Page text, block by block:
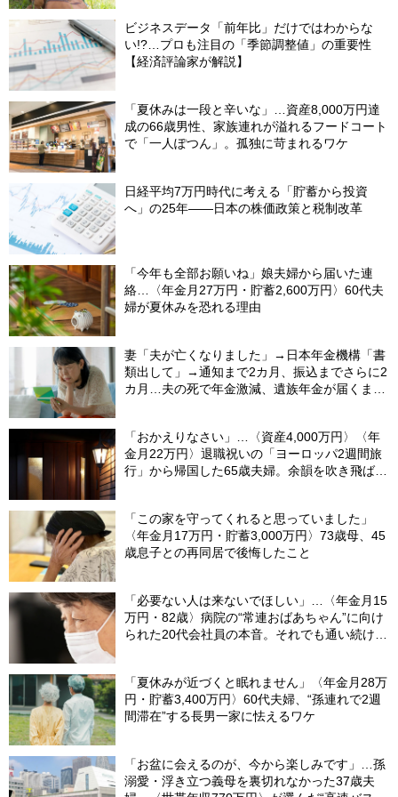
ビジネスデータ「前年比」だけではわからな
い!?…プロも注目の「季節調整値」の重要性
【経済評論家が解説】
「夏休みは一段と辛いな」…資産8,000万円達
成の66歳男性、家族連れが溢れるフードコート
で「一人ぽつん」。孤独に苛まれるワケ
日経平均7万円時代に考える「貯蓄から投資
へ」の25年――日本の株価政策と税制改革
「今年も全部お願いね」娘夫婦から届いた連
絡…〈年金月27万円・貯蓄2,600万円〉60代夫
婦が夏休みを恐れる理由
妻「夫が亡くなりました」→日本年金機構「書
類出して」→通知まで2カ月、振込までさらに2
カ月…夫の死で年金激減、遺族年金が届くまで
「おかえりなさい」…〈資産4,000万円〉〈年
金月22万円〉退職祝いの「ヨーロッパ2週間旅
行」から帰国した65歳夫婦。余韻を吹き飛ばし
「この家を守ってくれると思っていました」
〈年金月17万円・貯蓄3,000万円〉73歳母、45
歳息子との再同居で後悔したこと
「必要ない人は来ないでほしい」…〈年金月15
万円・82歳〉病院の“常連おばあちゃん”に向け
られた20代会社員の本音。それでも通い続ける
「夏休みが近づくと眠れません」〈年金月28万
円・貯蓄3,400万円〉60代夫婦、“孫連れで2週
間滞在”する長男一家に怯えるワケ
「お盆に会えるのが、今から楽しみです」…孫
溺愛・浮き立つ義母を裏切れなかった37歳夫